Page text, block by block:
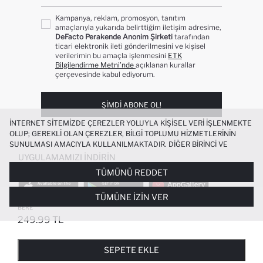
KADIN ŞEHIR TEMALI DOKUMA ETIKETLI
BERE
249.99 TL
SEPETE EKLE
Kampanya, reklam, promosyon, tanıtım
amaçlarıyla yukarıda belirttiğim iletişim adresime,
DeFacto Perakende Anonim Şirketi tarafından
ticari elektronik ileti gönderilmesini ve kişisel
verilerimin bu amaçla işlenmesini ETK
Bilgilendirme Metni’nde açıklanan kurallar
çerçevesinde kabul ediyorum.
ŞIMDI ABONE OL!
UYGULAMAMIZI İNDIRIN
POPÜLER KATEGORILER
KADIN BEYAZ TIŞÖRT
İNTERNET SITEMIZDE ÇEREZLER YOLUYLA KIŞISEL VERI IŞLENMEKTE
OLUP; GEREKLI OLAN ÇEREZLER, BILGI TOPLUMU HIZMETLERININ
SUNULMASI AMACIYLA KULLANILMAKTADIR. DIĞER BIRINCI VE
ÜÇÜNCÜ TARAF ÇEREZLER ISE SIZE DAHA IYI BIR ALIŞVERIŞ
DENEYIMI SUNULABILMESI, SITEMIZIN DAHA IŞLEVSEL KILINMASI VE
KIŞISELLEŞTIRMESI VE AÇIK RIZA VERMENIZ HALINDE, SIZLERE
YÖNELIK PAZARLAMA FAALIYETLERININ YAPILMASI AMAÇLARIYLA
SINIRLI OLARAK KULLANILACAKTIR. ÇEREZLERE DAIR TERCIHLERINIZI
ÇEREZ TERCIHLERIPANELI ARACILIĞIYLA HER ZAMAN YÖNETEBILIR,
ÇEREZLERLE ILGILI DAHA DETAYLI BILGIYE
TÜMÜNÜ REDDET
TÜMÜNE İZIN VER